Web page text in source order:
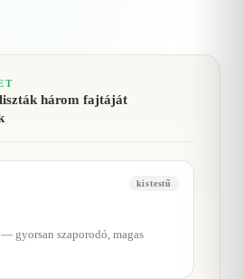
három fajtáját
kistestű
gyorsan szaporodó, magas